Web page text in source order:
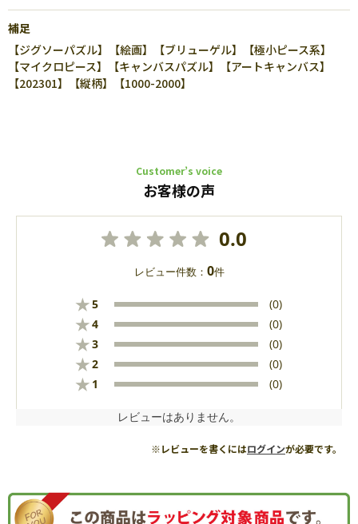
補足
【ジグソーパズル】【絵画】【ブリューゲル】【極小ピース系】
【マイクロピース】【キャンバスパズル】【アートキャンバス】
【202301】【縦柄】【1000-2000】
Customer’s voice
お客様の声
0.0
レビュー件数： 0件
★5 (0)
★4 (0)
★3 (0)
★2 (0)
★ 1 (0)
レビューはありません。
※レビューを書くにはログインが必要です。